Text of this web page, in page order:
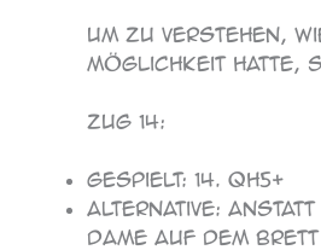
Um zu verstehen,
Möglichkeit hatte,
Zug 14:
Gespielt: 14. Qh5+
Alternative: Anstatt
Dame auf dem